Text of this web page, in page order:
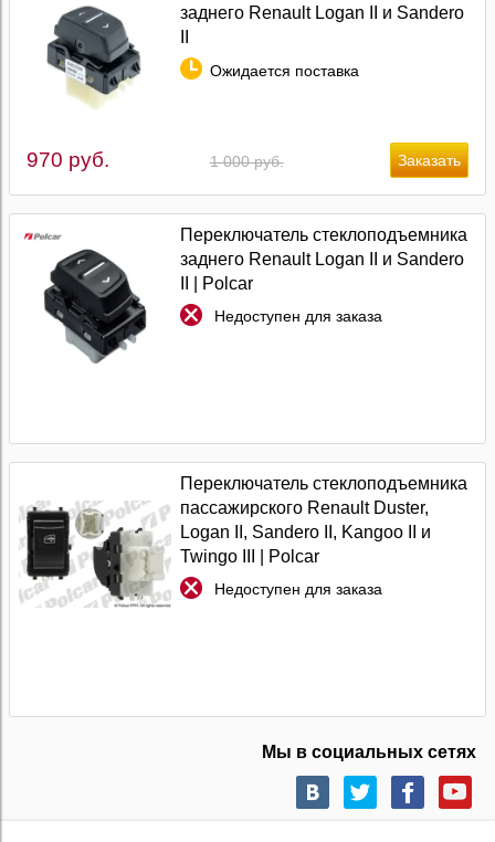
заднего Renault Logan II и Sandero
Ожидается поставка
1 000 руб.
970 руб.
Переключатель стеклоподъемника
заднего Renault Logan II и Sandero
II | Polcar
Недоступен для заказа
Переключатель стеклоподъемника
пассажирского Renault Duster,
Logan II, Sandero II, Kangoo II и
Twingo III | Polcar
Недоступен для заказа
Мы в социальных сетях